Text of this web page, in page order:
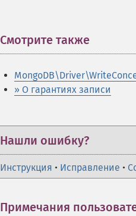
Смотрите также
» О гарантиях записи
Нашли ошибку?
Инструкция • Исправление •
Примечания